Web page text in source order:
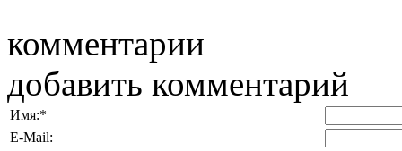
комментарии
добавить комментарий
Имя:*
E-Mail: